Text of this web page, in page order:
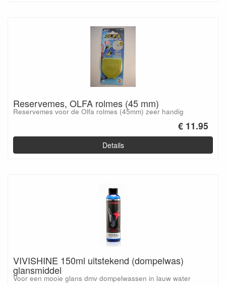
Reservemes, OLFA rolmes (45 mm)
Reservemes voor de Olfa rolmes (45mm) zeer handig
€ 11.95
Details
VIVISHINE 150ml uitstekend (dompelwas)
glansmiddel
Voor een mooie glans dmv dompelwassen in lauw water